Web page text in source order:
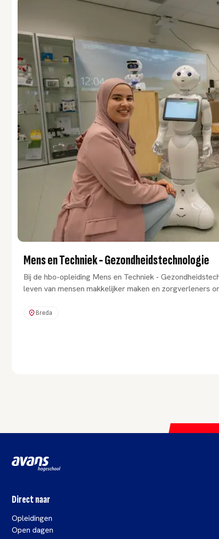
Mens en Techniek - Gezondheidstechnologie
Bij de hbo-opleiding Mens en Techniek -
leven van mensen makkelijker maken en zorgverleners
Breda
Direct naar
Opleidingen
Open dagen